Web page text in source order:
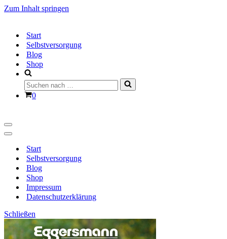
Zum Inhalt springen
Start
Selbstversorgung
Blog
Shop
Suchen
nach …
Warenkorb
0
Navigationsmenü
Navigationsmenü
Start
Selbstversorgung
Blog
Shop
Impressum
Datenschutzerklärung
Schließen